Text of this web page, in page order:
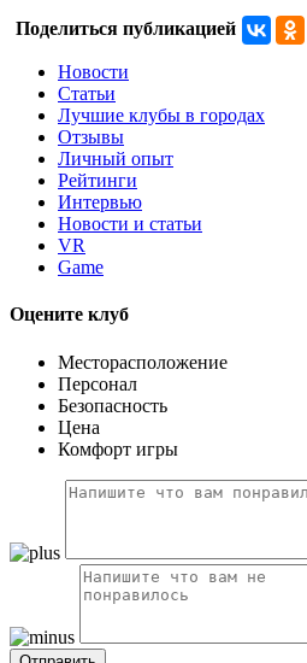
Поделиться публикацией
Новости
Статьи
Лучшие клубы в городах
Отзывы
Личный опыт
Рейтинги
Интервью
Новости и статьи
VR
Game
Оцените клуб
Месторасположение
Персонал
Безопасность
Цена
Комфорт игры